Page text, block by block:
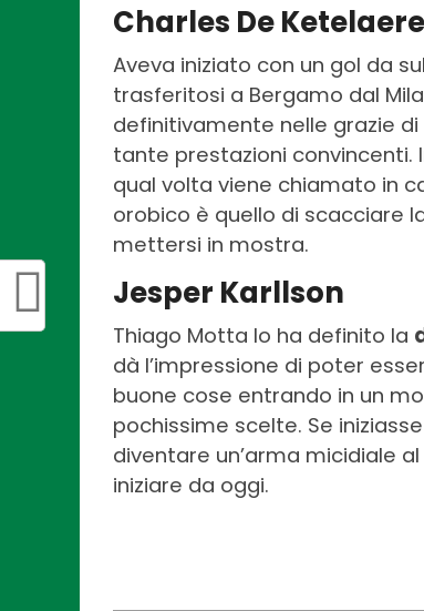
Charles De Ketelaere
Aveva iniziato con un gol da
trasferitosi a Bergamo dal
definitivamente nelle grazie di
tante prestazioni convincenti.
qual volta viene chiamato in
orobico è quello di scacciare
mettersi in mostra.
Jesper Karllson
Thiago Motta lo ha definito la
dà l’impressione di poter
buone cose entrando in un
pochissime scelte. Se
diventare un’arma micidiale
iniziare da oggi.